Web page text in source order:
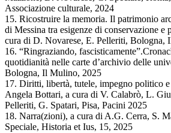
Associazione culturale, 2024
15. Ricostruire la memoria. Il patrimonio
di Messina tra esigenze di conservazione e
cura di D. Novarese, E. Pelleriti, Bologna,
16. “Ringraziando,
quotidianità nelle carte d’archivio delle
Bologna, Il Mulino, 2025
17. Diritti, libertà, tutele, impegno politico
Angela Bottari, a cura di V. Calabrò, L.
Pelleriti, G. Spatari, Pisa, Pacini 2025
18. Narra(zioni), a cura di A.G. Cerra, S.
Speciale, Historia et Ius, 15, 2025